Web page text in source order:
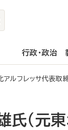
行政・政治
ルフレッサ代表取
（元